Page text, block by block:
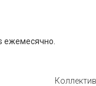
ежемесячно.